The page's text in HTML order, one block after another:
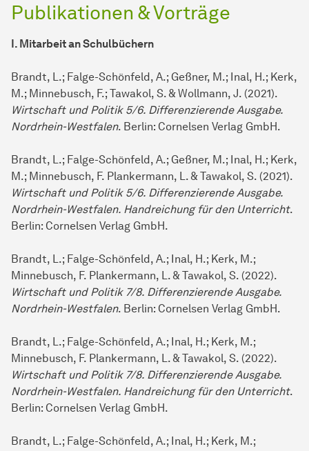
Publikationen & Vorträge
I. Mitarbeit an Schulbüchern
Brandt, L.; Falge-Schönfeld, A.; Geßner, M.; Inal, H.; Kerk,
M.; Minnebusch, F.; Tawakol, S. & Wollmann, J. (2021).
Wirtschaft und Politik 5/6. Differenzierende Ausgabe.
Nordrhein-Westfalen. Berlin: Cornelsen Verlag GmbH.
Brandt, L.; Falge-Schönfeld, A.; Geßner, M.; Inal, H.; Kerk,
M.; Minnebusch, F. Plankermann, L. & Tawakol, S. (2021).
Wirtschaft und Politik 5/6. Differenzierende Ausgabe.
Nordrhein-Westfalen. Handreichung für den Unterricht.
Berlin: Cornelsen Verlag GmbH.
Brandt, L.; Falge-Schönfeld, A.; Inal, H.; Kerk, M.;
Minnebusch, F. Plankermann, L. & Tawakol, S. (2022).
Wirtschaft und Politik 7/8. Differenzierende Ausgabe.
Nordrhein-Westfalen. Berlin: Cornelsen Verlag GmbH.
Brandt, L.; Falge-Schönfeld, A.; Inal, H.; Kerk, M.;
Minnebusch, F. Plankermann, L. & Tawakol, S. (2022).
Wirtschaft und Politik 7/8. Differenzierende Ausgabe.
Nordrhein-Westfalen. Handreichung für den Unterricht.
Berlin: Cornelsen Verlag GmbH.
Brandt, L.; Falge-Schönfeld, A.; Inal, H.; Kerk, M.;